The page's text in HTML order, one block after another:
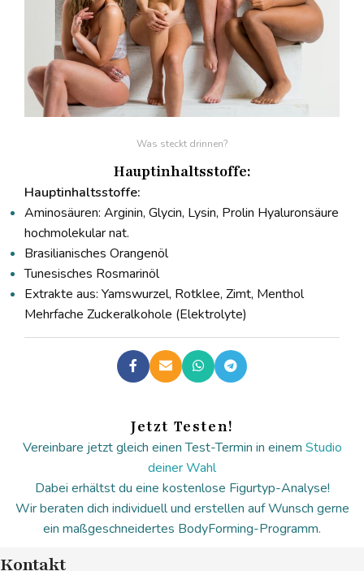
Was steckt drinnen?
Hauptinhaltsstoffe:
Hauptinhaltsstoffe:
Aminosäuren: Arginin, Glycin, Lysin, Prolin Hyaluronsäure
hochmolekular nat.
Brasilianisches Orangenöl
Tunesisches Rosmarinöl
Extrakte aus: Yamswurzel, Rotklee, Zimt, Menthol
Mehrfache Zuckeralkohole (Elektrolyte)
Jetzt Testen!
Vereinbare jetzt gleich einen Test-Termin in einem Studio
deiner Wahl
Dabei erhältst du eine kostenlose Figurtyp-Analyse!
Wir beraten dich individuell und erstellen auf Wunsch gerne
ein maßgeschneidertes BodyForming-Programm.
Kontakt